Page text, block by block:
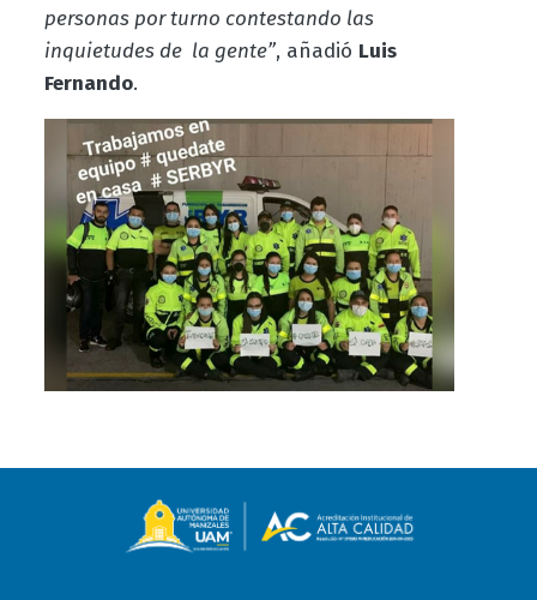
personas por turno contestando las
inquietudes de la gente”, añadió Luis
Fernando.